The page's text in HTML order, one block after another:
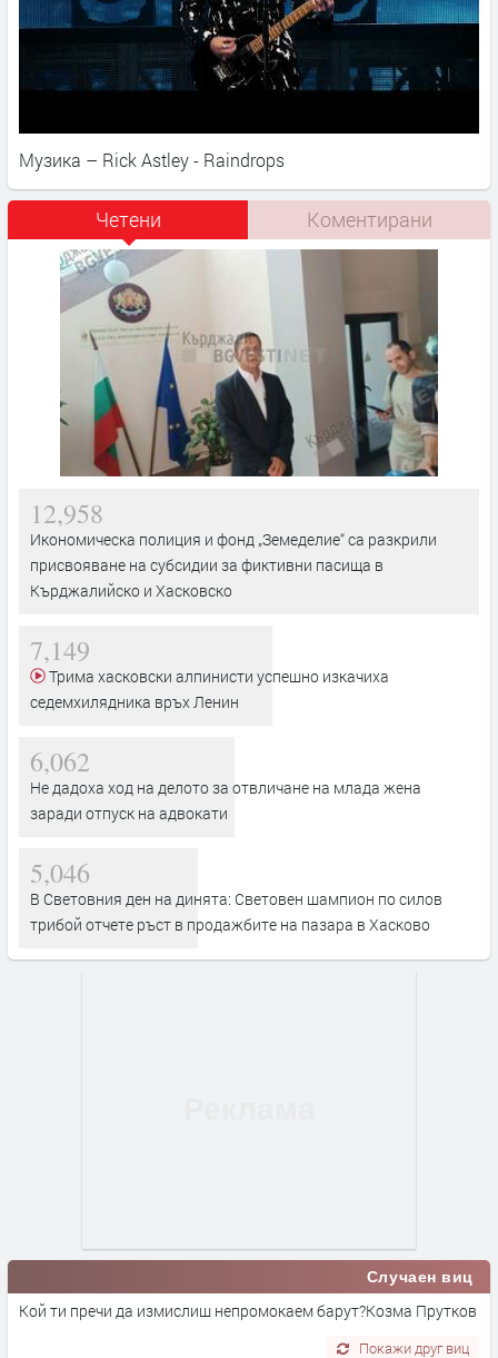
Музика – Rick Astley - Raindrops
Четени Коментирани
12,958
Икономическа полиция и фонд „Земеделие“ са разкрили
присвояване на субсидии за фиктивни пасища в
Кърджалийско и Хасковско
7,149
седемхилядника връх Ленин
6,062
Не дадоха ход на делото за отвличане на млада жена
заради отпуск на адвокати
5,046
В Световния ден на динята: Световен шампион по силов
трибой отчете ръст в продажбите на пазара в Хасково
Случаен виц
Кой ти пречи да измислиш непромокаем барут?Козма Прутков
Покажи друг виц